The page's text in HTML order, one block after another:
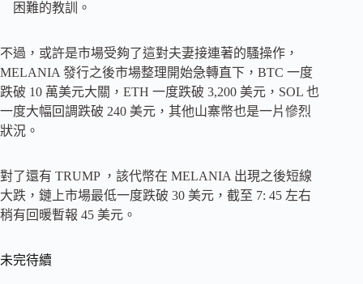
困難的教訓。
不過，或許是市場受夠了這對夫妻接連著的騷操作，
MELANIA 發行之後市場整理開始急轉直下，BTC 一度
跌破 10 萬美元大關，ETH 一度跌破 3,200 美元，SOL 也
一度大幅回調跌破 240 美元，其他山寨幣也是一片慘烈
狀況。
對了還有 TRUMP ，該代幣在 MELANIA 出現之後短線
大跌，鏈上市場最低一度跌破 30 美元，截至 7: 45 左右
稍有回暖暫報 45 美元。
未完待續